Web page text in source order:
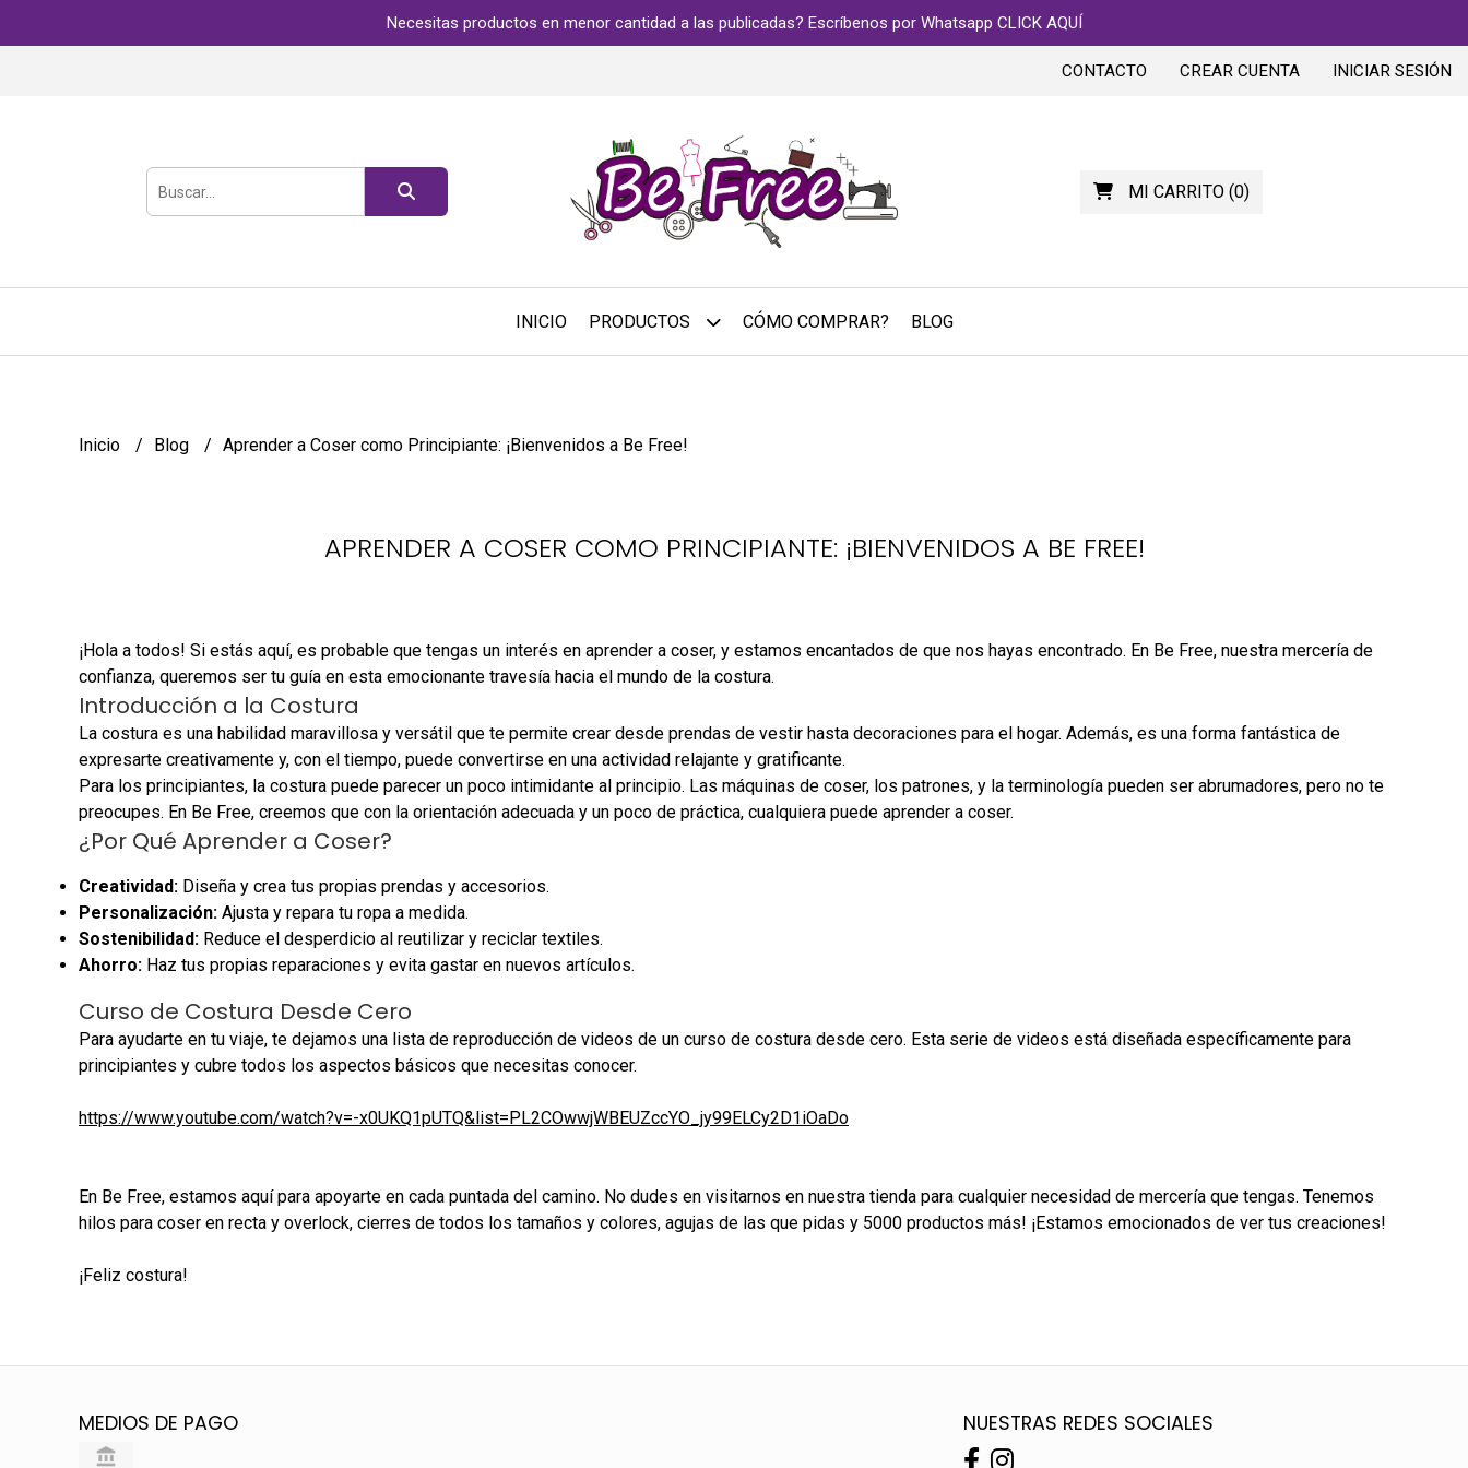
Necesitas productos en menor cantidad a las publicadas? Escríbenos por Whatsapp CLICK AQUÍ
CONTACTO CREAR CUENTA INICIAR SESIÓN
MI CARRITO(0)
INICIO PRODUCTOS CÓMO COMPRAR? BLOG
Inicio Blog Aprender a Coser como Principiante: ¡Bienvenidos a Be Free!
APRENDER A COSER COMO PRINCIPIANTE: ¡BIENVENIDOS A BE FREE!
¡Hola a todos! Si estás aquí, es probable que tengas un interés en aprender a coser, y estamos encantados de que nos hayas encontrado. En Be Free, nuestra mercería de
confianza, queremos ser tu guía en esta emocionante travesía hacia el mundo de la costura.
Introducción a la Costura
La costura es una habilidad maravillosa y versátil que te permite crear desde prendas de vestir hasta decoraciones para el hogar. Además, es una forma fantástica de
expresarte creativamente y, con el tiempo, puede convertirse en una actividad relajante y gratificante.
Para los principiantes, la costura puede parecer un poco intimidante al principio. Las máquinas de coser, los patrones, y la terminología pueden ser abrumadores, pero no te
preocupes. En Be Free, creemos que con la orientación adecuada y un poco de práctica, cualquiera puede aprender a coser.
¿Por Qué Aprender a Coser?
Creatividad: Diseña y crea tus propias prendas y accesorios.
Personalización: Ajusta y repara tu ropa a medida.
Sostenibilidad: Reduce el desperdicio al reutilizar y reciclar textiles.
Ahorro: Haz tus propias reparaciones y evita gastar en nuevos artículos.
Curso de Costura Desde Cero
Para ayudarte en tu viaje, te dejamos una lista de reproducción de videos de un curso de costura desde cero. Esta serie de videos está diseñada específicamente para
principiantes y cubre todos los aspectos básicos que necesitas conocer.
https://www.youtube.com/watch?v=-x0UKQ1pUTQ&list=PL2COwwjWBEUZccYO_jy99ELCy2D1iOaDo
En Be Free, estamos aquí para apoyarte en cada puntada del camino. No dudes en visitarnos en nuestra tienda para cualquier necesidad de mercería que tengas. Tenemos
hilos para coser en recta y overlock, cierres de todos los tamaños y colores, agujas de las que pidas y 5000 productos más! ¡Estamos emocionados de ver tus creaciones!
¡Feliz costura!
MEDIOS DE PAGO NUESTRAS REDES SOCIALES